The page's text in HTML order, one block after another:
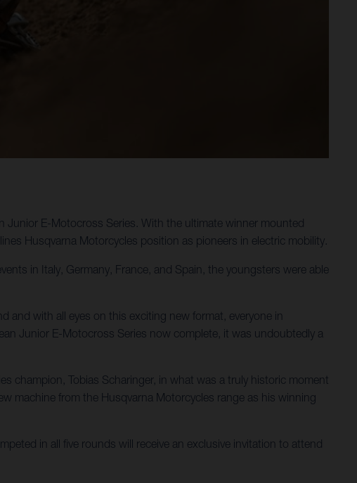
E-Motocross Series. With the ultimate winner mounted
Husqvarna Motorcycles position as pioneers in electric mobility.
in Italy, Germany, France, and Spain, the youngsters were able
and with all eyes on this exciting new format, everyone in
Junior E-Motocross Series now complete, it was undoubtedly a
champion, Tobias Scharinger, in what was a truly historic moment
machine from the Husqvarna Motorcycles range as his winning
in all five rounds will receive an exclusive invitation to attend